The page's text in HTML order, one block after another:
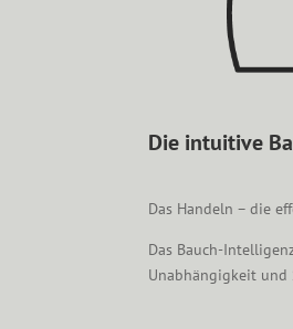
Die intuitive
Das Handeln – die
Das Bauch-
Unabhängigkeit und